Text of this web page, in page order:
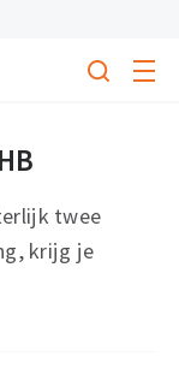
Search
twee
krijg je